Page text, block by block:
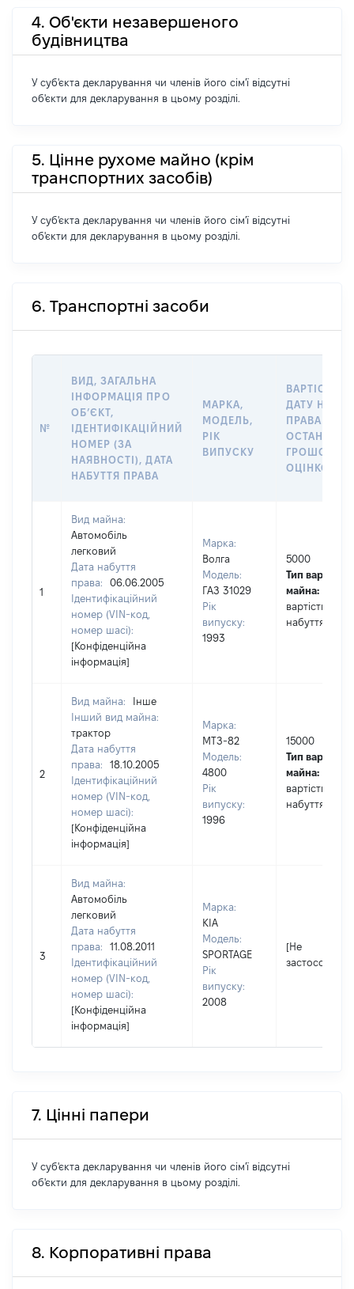
4. Об'єкти незавершеного
будівництва
У суб'єкта декларування чи членів його сім'ї відсутні
об'єкти для декларування в цьому розділі.
5. Цінне рухоме майно (крім
транспортних засобів)
У суб'єкта декларування чи членів його сім'ї відсутні
об'єкти для декларування в цьому розділі.
6. Транспортні засоби
№
ВИД, ЗАГАЛЬНА
ІНФОРМАЦІЯ ПРО
ОБʼЄКТ,
ІДЕНТИФІКАЦІЙНИЙ
НОМЕР (ЗА
НАЯВНОСТІ), ДАТА
НАБУТТЯ ПРАВА
МАРКА,
МОДЕЛЬ,
РІК
ВИПУСКУ
ВАРТІСТЬ
ДАТУ
ПРАВА АБО
ГРОШОВОЮ
ОЦІНКОЮ,
1
Вид майна:
Автомобіль
легковий
Дата набуття
права:
06.06.2005
Ідентифікаційний
номер (VIN-код,
номер шасі):
[Конфіденційна
інформація]
Марка:
Волга
Модель:
ГАЗ 31029
Рік
випуску:
1993
5000
Тип вартості
майна:
вартість на
набуття
2
Вид майна:
Інше
Інший вид майна:
трактор
Дата набуття
права:
18.10.2005
Ідентифікаційний
номер (VIN-код,
номер шасі):
[Конфіденційна
інформація]
Марка:
МТЗ-82
Модель:
4800
Рік
випуску:
1996
15000
Тип вартості
майна:
вартість на
набуття
3
Вид майна:
Автомобіль
легковий
Дата набуття
права:
11.08.2011
Ідентифікаційний
номер (VIN-код,
номер шасі):
[Конфіденційна
інформація]
Марка:
KIA
Модель:
SPORTAGE
Рік
випуску:
2008
[Не
7. Цінні папери
У суб'єкта декларування чи членів його сім'ї відсутні
об'єкти для декларування в цьому розділі.
8. Корпоративні права